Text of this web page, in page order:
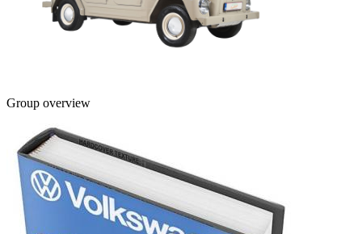
Group overview